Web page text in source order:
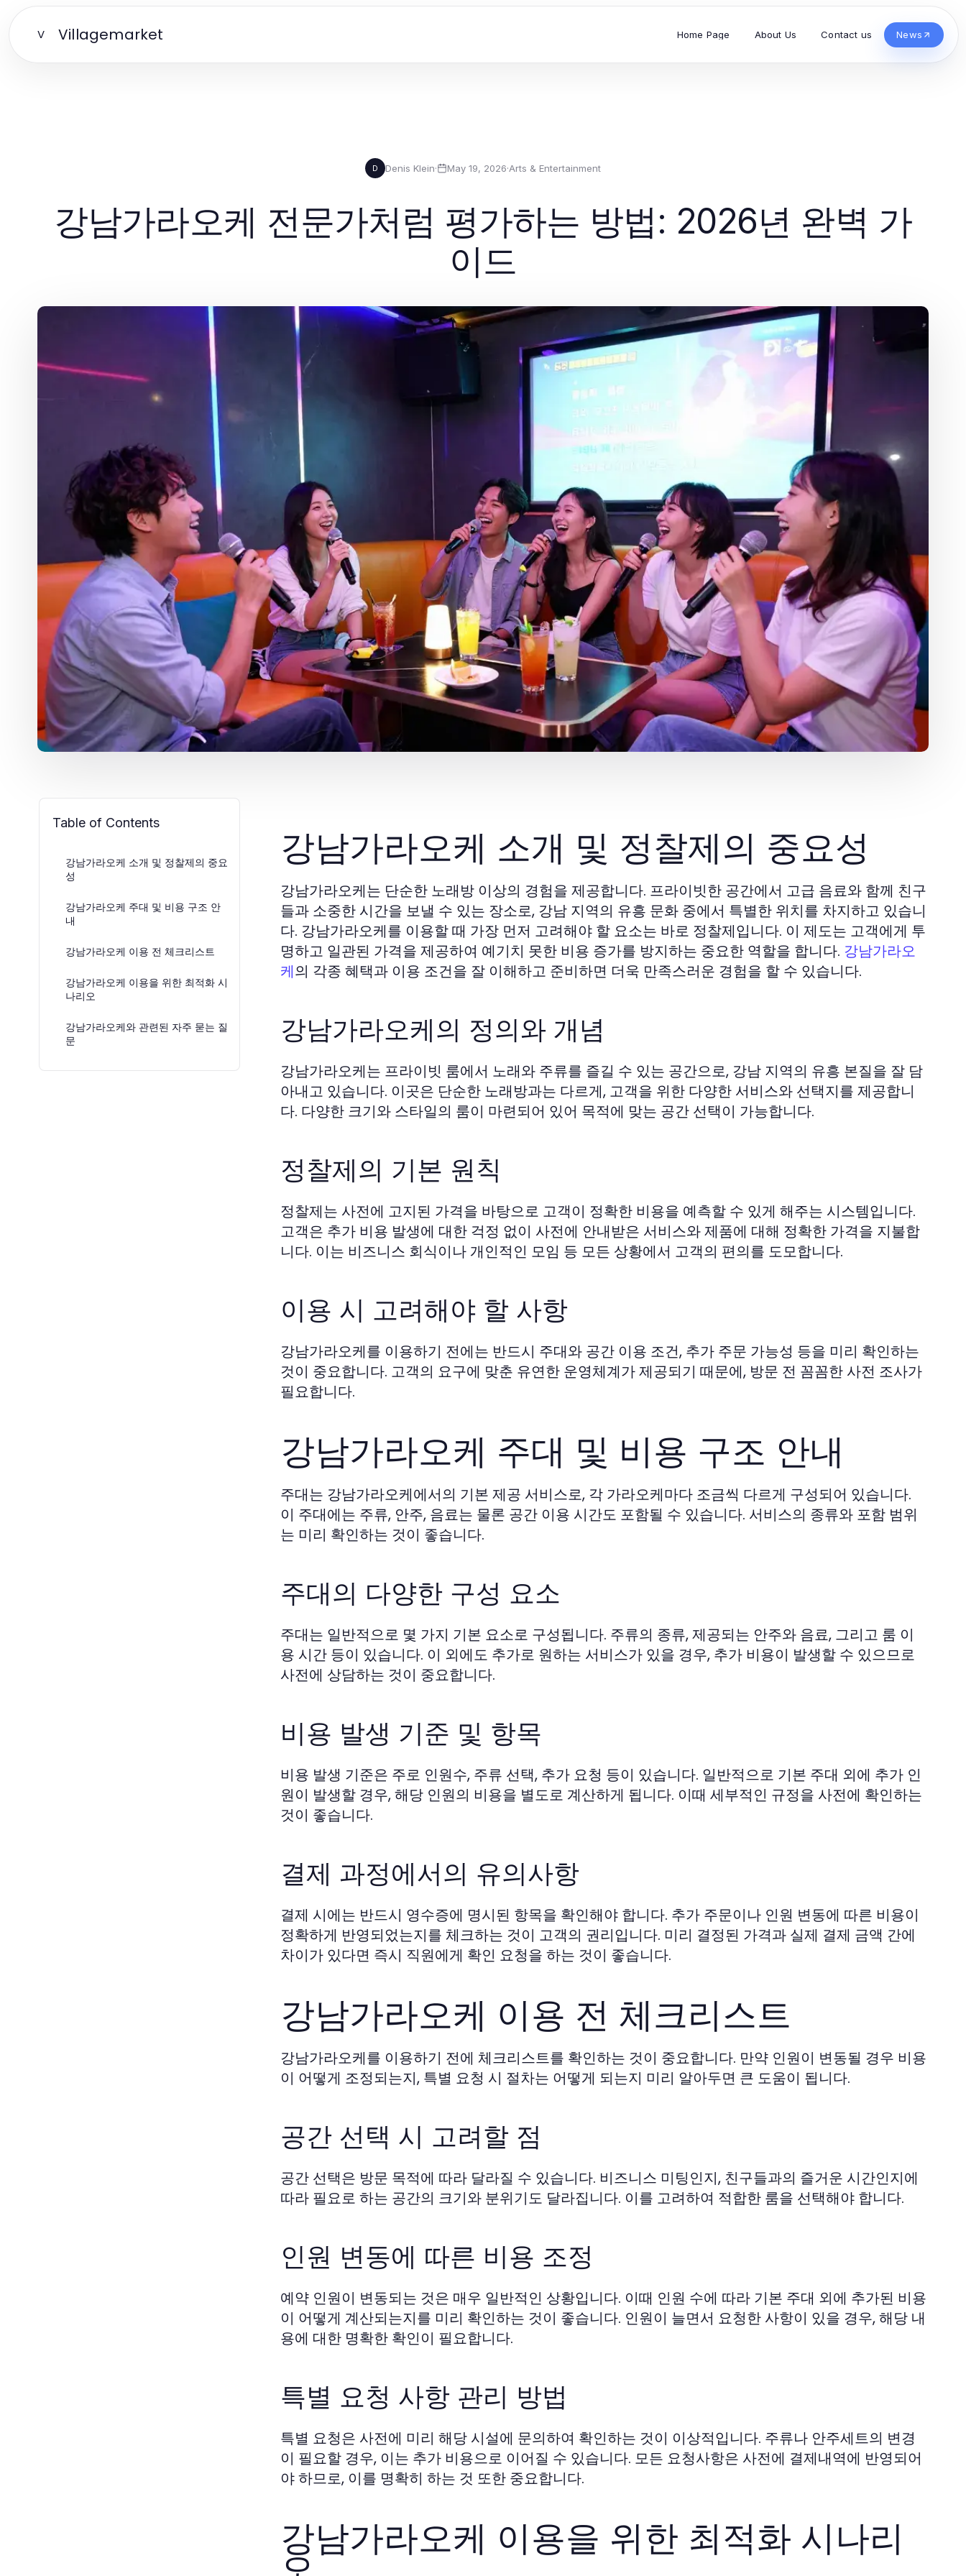
V Villagemarket Home Page About Us Contact us News
D Denis Klein· May 19, 2026·Arts & Entertainment
강남가라오케 전문가처럼 평가하는 방법: 2026년 완벽 가
이드
Table of Contents
강남가라오케 소개 및 정찰제의 중요
성
강남가라오케 주대 및 비용 구조 안
내
강남가라오케 이용 전 체크리스트
강남가라오케 이용을 위한 최적화 시
나리오
강남가라오케와 관련된 자주 묻는 질
문
강남가라오케 소개 및 정찰제의 중요성
강남가라오케는 단순한 노래방 이상의 경험을 제공합니다. 프라이빗한 공간에서 고급 음료와 함께 친구
들과 소중한 시간을 보낼 수 있는 장소로, 강남 지역의 유흥 문화 중에서 특별한 위치를 차지하고 있습니
다. 강남가라오케를 이용할 때 가장 먼저 고려해야 할 요소는 바로 정찰제입니다. 이 제도는 고객에게 투
명하고 일관된 가격을 제공하여 예기치 못한 비용 증가를 방지하는 중요한 역할을 합니다. 강남가라오
케의 각종 혜택과 이용 조건을 잘 이해하고 준비하면 더욱 만족스러운 경험을 할 수 있습니다.
강남가라오케의 정의와 개념
강남가라오케는 프라이빗 룸에서 노래와 주류를 즐길 수 있는 공간으로, 강남 지역의 유흥 본질을 잘 담
아내고 있습니다. 이곳은 단순한 노래방과는 다르게, 고객을 위한 다양한 서비스와 선택지를 제공합니
다. 다양한 크기와 스타일의 룸이 마련되어 있어 목적에 맞는 공간 선택이 가능합니다.
정찰제의 기본 원칙
정찰제는 사전에 고지된 가격을 바탕으로 고객이 정확한 비용을 예측할 수 있게 해주는 시스템입니다.
고객은 추가 비용 발생에 대한 걱정 없이 사전에 안내받은 서비스와 제품에 대해 정확한 가격을 지불합
니다. 이는 비즈니스 회식이나 개인적인 모임 등 모든 상황에서 고객의 편의를 도모합니다.
이용 시 고려해야 할 사항
강남가라오케를 이용하기 전에는 반드시 주대와 공간 이용 조건, 추가 주문 가능성 등을 미리 확인하는
것이 중요합니다. 고객의 요구에 맞춘 유연한 운영체계가 제공되기 때문에, 방문 전 꼼꼼한 사전 조사가
필요합니다.
강남가라오케 주대 및 비용 구조 안내
주대는 강남가라오케에서의 기본 제공 서비스로, 각 가라오케마다 조금씩 다르게 구성되어 있습니다.
이 주대에는 주류, 안주, 음료는 물론 공간 이용 시간도 포함될 수 있습니다. 서비스의 종류와 포함 범위
는 미리 확인하는 것이 좋습니다.
주대의 다양한 구성 요소
주대는 일반적으로 몇 가지 기본 요소로 구성됩니다. 주류의 종류, 제공되는 안주와 음료, 그리고 룸 이
용 시간 등이 있습니다. 이 외에도 추가로 원하는 서비스가 있을 경우, 추가 비용이 발생할 수 있으므로
사전에 상담하는 것이 중요합니다.
비용 발생 기준 및 항목
비용 발생 기준은 주로 인원수, 주류 선택, 추가 요청 등이 있습니다. 일반적으로 기본 주대 외에 추가 인
원이 발생할 경우, 해당 인원의 비용을 별도로 계산하게 됩니다. 이때 세부적인 규정을 사전에 확인하는
것이 좋습니다.
결제 과정에서의 유의사항
결제 시에는 반드시 영수증에 명시된 항목을 확인해야 합니다. 추가 주문이나 인원 변동에 따른 비용이
정확하게 반영되었는지를 체크하는 것이 고객의 권리입니다. 미리 결정된 가격과 실제 결제 금액 간에
차이가 있다면 즉시 직원에게 확인 요청을 하는 것이 좋습니다.
강남가라오케 이용 전 체크리스트
강남가라오케를 이용하기 전에 체크리스트를 확인하는 것이 중요합니다. 만약 인원이 변동될 경우 비용
이 어떻게 조정되는지, 특별 요청 시 절차는 어떻게 되는지 미리 알아두면 큰 도움이 됩니다.
공간 선택 시 고려할 점
공간 선택은 방문 목적에 따라 달라질 수 있습니다. 비즈니스 미팅인지, 친구들과의 즐거운 시간인지에
따라 필요로 하는 공간의 크기와 분위기도 달라집니다. 이를 고려하여 적합한 룸을 선택해야 합니다.
인원 변동에 따른 비용 조정
예약 인원이 변동되는 것은 매우 일반적인 상황입니다. 이때 인원 수에 따라 기본 주대 외에 추가된 비용
이 어떻게 계산되는지를 미리 확인하는 것이 좋습니다. 인원이 늘면서 요청한 사항이 있을 경우, 해당 내
용에 대한 명확한 확인이 필요합니다.
특별 요청 사항 관리 방법
특별 요청은 사전에 미리 해당 시설에 문의하여 확인하는 것이 이상적입니다. 주류나 안주세트의 변경
이 필요할 경우, 이는 추가 비용으로 이어질 수 있습니다. 모든 요청사항은 사전에 결제내역에 반영되어
야 하므로, 이를 명확히 하는 것 또한 중요합니다.
강남가라오케 이용을 위한 최적화 시나리